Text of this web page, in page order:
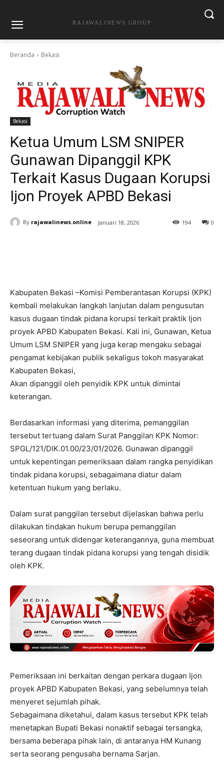
RAJAWALINEWS GROUP
Beranda Bekasi
Bekasi
Ketua Umum LSM SNIPER
Gunawan Dipanggil KPK
Terkait Kasus Dugaan Korupsi
Ijon Proyek APBD Bekasi
By rajawalinews.online Januari 18, 2026 0
194
Kabupaten Bekasi –Komisi Pemberantasan Korupsi (KPK)
kembali melakukan langkah lanjutan dalam pengusutan
kasus dugaan tindak pidana korupsi terkait praktik Ijon
proyek APBD Kabupaten Bekasi. Kali ini, Gunawan, Ketua
Umum LSM SNIPER yang juga kerap mengaku sebagai
pengamat kebijakan publik sekaligus tokoh masyarakat
Kabupaten Bekasi,
Akan dipanggil oleh penyidik KPK untuk dimintai
keterangan.
Berdasarkan informasi yang diterima, pemanggilan
tersebut tertuang dalam Surat Panggilan KPK Nomor:
SPGL/121/DIK.01.00/23/01/2026. Gunawan dipanggil
untuk kepentingan pemeriksaan dalam rangka penyidikan
tindak pidana korupsi, sebagaimana diatur dalam
ketentuan hukum yang berlaku.
Dalam surat panggilan tersebut dijelaskan bahwa perlu
dilakukan tindakan hukum berupa pemanggilan
seseorang untuk didengar keterangannya, guna membuat
terang dugaan tindak pidana korupsi yang tengah disidik
oleh KPK.
Pemeriksaan ini berkaitan dengan perkara dugaan Ijon
proyek APBD Kabupaten Bekasi, yang sebelumnya telah
menyeret sejumlah pihak.
Sebagaimana diketahui, dalam kasus tersebut KPK telah
menetapkan Bupati Bekasi nonaktif sebagai tersangka,
bersama beberapa pihak lain, di antaranya HM Kunang
serta seorang pengusaha bernama Sarjan.